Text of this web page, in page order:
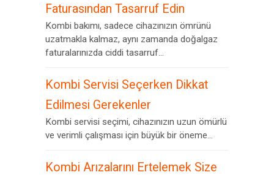
Faturasından Tasarruf Edin
Kombi bakımı, sadece cihazınızın ömrünü
uzatmakla kalmaz, aynı zamanda doğalgaz
faturalarınızda ciddi tasarruf...
Kombi Servisi Seçerken Dikkat
Edilmesi Gerekenler
Kombi servisi seçimi, cihazınızın uzun ömürlü
ve verimli çalışması için büyük bir öneme...
Kombi Arızalarını Ertelemek Size